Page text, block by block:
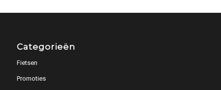
Categorieën
Fietsen
Promoties